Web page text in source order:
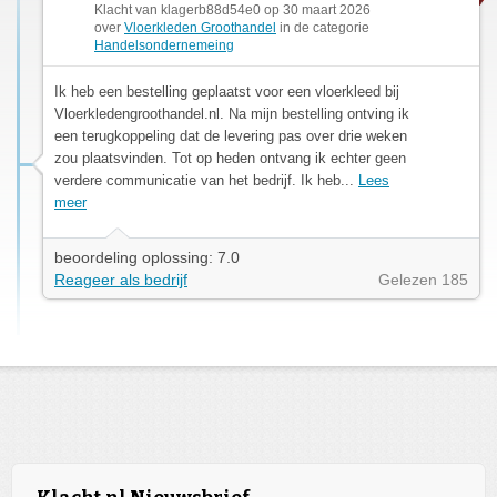
Klacht van klagerb88d54e0 op 30 maart 2026
over Vloerkleden Groothandel in de categorie
Handelsondernemeing
Ik heb een bestelling geplaatst voor een vloerkleed bij
Vloerkledengroothandel.nl. Na mijn bestelling ontving ik
een terugkoppeling dat de levering pas over drie weken
zou plaatsvinden. Tot op heden ontvang ik echter geen
verdere communicatie van het bedrijf. Ik heb... Lees
meer
beoordeling oplossing: 7.0
Reageer als bedrijf
Gelezen 185